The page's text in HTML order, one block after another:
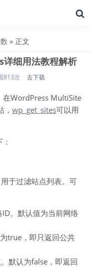
» 正文
细用法教程解析
813次 去下载
在WordPress MultiSite
， wp_get_sites可以用
于过滤站点列表。可
。默认值为当前网络
true，即只返回公共
默认为false，即返回